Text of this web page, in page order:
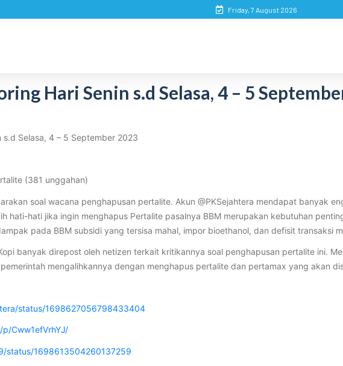
Friday, 7 August 2026
Hari Senin s.d Selasa, 4 – 5
s.d Selasa, 4 – 5 September 2023
(381 unggahan)
soal wacana penghapusan pertalite. Akun @PKSejahtera mendapat banyak
hati-hati jika ingin menghapus Pertalite pasalnya BBM merupakan kebutuhan
pada BBM subsidi yang tersisa mahal, impor bioethanol, dan defisit transaksi
banyak direpost oleh netizen terkait kritikannya soal penghapusan pertalite ini.
mengalihkannya dengan menghapus pertalite dan pertamax yang akan
status/1698627056798433404
Cww1efVrhYJ/
status/1698613504260137259